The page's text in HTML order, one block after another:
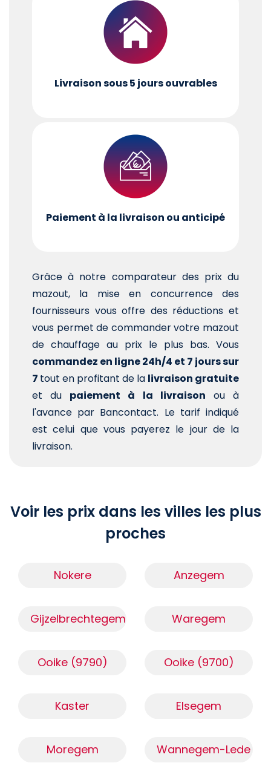
Livraison sous 5 jours ouvrables
Paiement à la livraison ou anticipé
Grâce à notre comparateur des prix du
mazout, la mise en concurrence des
fournisseurs vous offre des réductions et
vous permet de commander votre mazout
de chauffage au prix le plus bas. Vous
commandez en ligne 24h/4 et 7 jours sur
7 tout en profitant de la livraison gratuite
et du paiement à la livraison ou à
l'avance par Bancontact. Le tarif indiqué
est celui que vous payerez le jour de la
livraison.
Voir les prix dans les villes les plus
proches
Nokere Anzegem
Gijzelbrechtegem Waregem
Ooike (9790) Ooike (9700)
Kaster Elsegem
Moregem Wannegem-Lede